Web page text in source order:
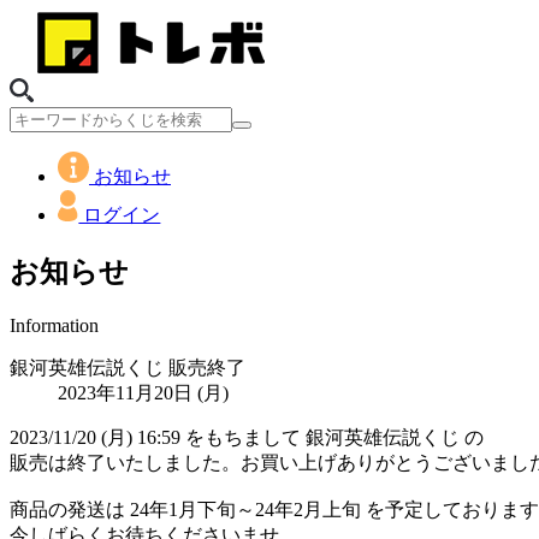
お知らせ
ログイン
お知らせ
Information
銀河英雄伝説くじ 販売終了
2023年11月20日 (月)
2023/11/20 (月) 16:59 をもちまして 銀河英雄伝説くじ の
販売は終了いたしました。お買い上げありがとうございまし
商品の発送は 24年1月下旬～24年2月上旬 を予定しておりま
今しばらくお待ちくださいませ。